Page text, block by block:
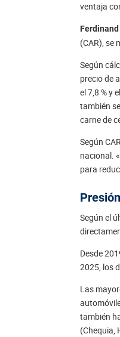
ventaja
(CAR), se
Según
precio de
el 7,8 % y
también
carne de
Según
nacional.
para
Según el
Desde
2025, los
Las
también
(Chequia,